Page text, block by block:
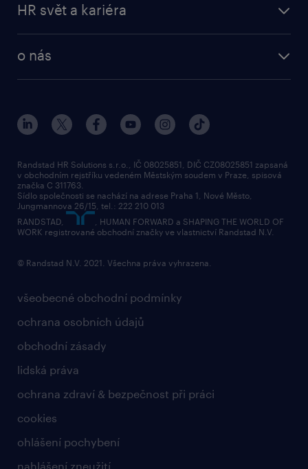
HR svět a kariéra
o nás
všeobecné obchodní podmínky
ochrana osobních údajů
obchodní zásady
lidská práva
ochrana zdraví & bezpečnost při práci
cookies
ohlášení pochybení
nahlášení zneužití
Randstad HR Solutions s.r.o., IČ 08025851, DIČ CZ08025851 zapsaná
v obchodním rejstříku vedeném Městským soudem v Praze, spisová
značka C 311763.
Sídlo společnosti se nachází na adrese Praha 1, Nové Město,
Jungmannova 26/15, tel.: 222 210 013
RANDSTAD,
, HUMAN FORWARD a SHAPING THE WORLD OF
WORK registrované obchodní značky ve vlastnictví Randstad N.V.
© Randstad N.V. 2021. Všechna práva vyhrazena.